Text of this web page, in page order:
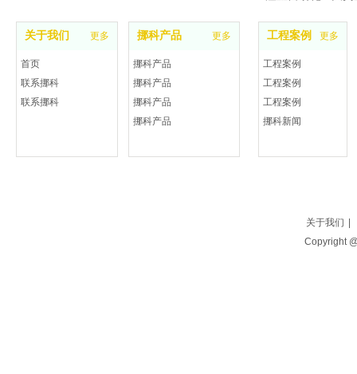
关于我们 更多
首页
联系挪科
联系挪科
挪科产品 更多
挪科产品
挪科产品
挪科产品
挪科产品
工程案例 更多
工程案例
工程案例
工程案例
挪科新闻
关于我们
Copyright